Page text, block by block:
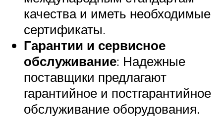
качества и иметь необходимые
сертификаты.
Гарантии и сервисное
обслуживание: Надежные
поставщики предлагают
гарантийное и постгарантийное
обслуживание оборудования.